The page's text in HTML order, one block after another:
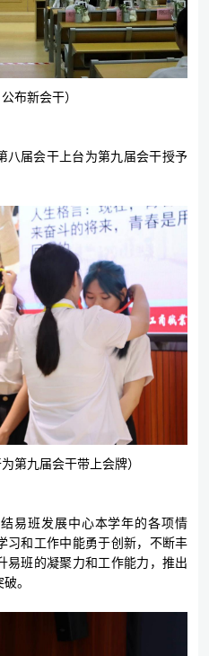
布新会干）
八届会干上台为第九届会干授予
第九届会干带上会牌）
易班发展中心本学年的各项情
习和工作中能勇于创新，不断丰
易班的凝聚力和工作能力，推出
。